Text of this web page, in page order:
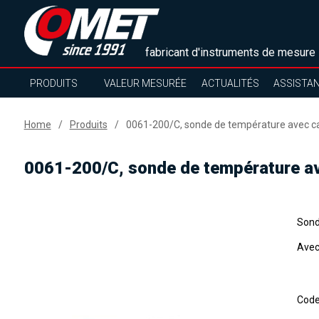
fabricant d'instruments de mesure
PRODUITS VALEUR MESURÉE ACTUALITÉS
Home Produits 0061-200/C, sonde de température avec
0061-200/C, sonde de température